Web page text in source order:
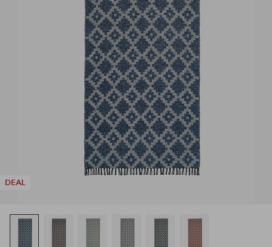
DEAL